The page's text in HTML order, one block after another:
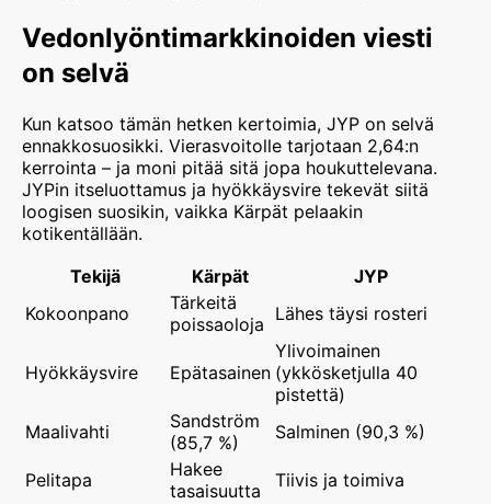
Vedonlyöntimarkkinoiden viesti
on selvä
Kun katsoo tämän hetken kertoimia, JYP on selvä
ennakkosuosikki. Vierasvoitolle tarjotaan 2,64:n
kerrointa – ja moni pitää sitä jopa houkuttelevana.
JYPin itseluottamus ja hyökkäysvire tekevät siitä
loogisen suosikin, vaikka Kärpät pelaakin
kotikentällään.
Tekijä
Kärpät
JYP
Kokoonpano
Tärkeitä
poissaoloja Lähes täysi rosteri
Hyökkäysvire Epätasainen
Ylivoimainen
(ykkösketjulla 40
pistettä)
Maalivahti
Sandström
(85,7 %)
Salminen (90,3 %)
Pelitapa
Hakee
tasaisuutta
Tiivis ja toimiva